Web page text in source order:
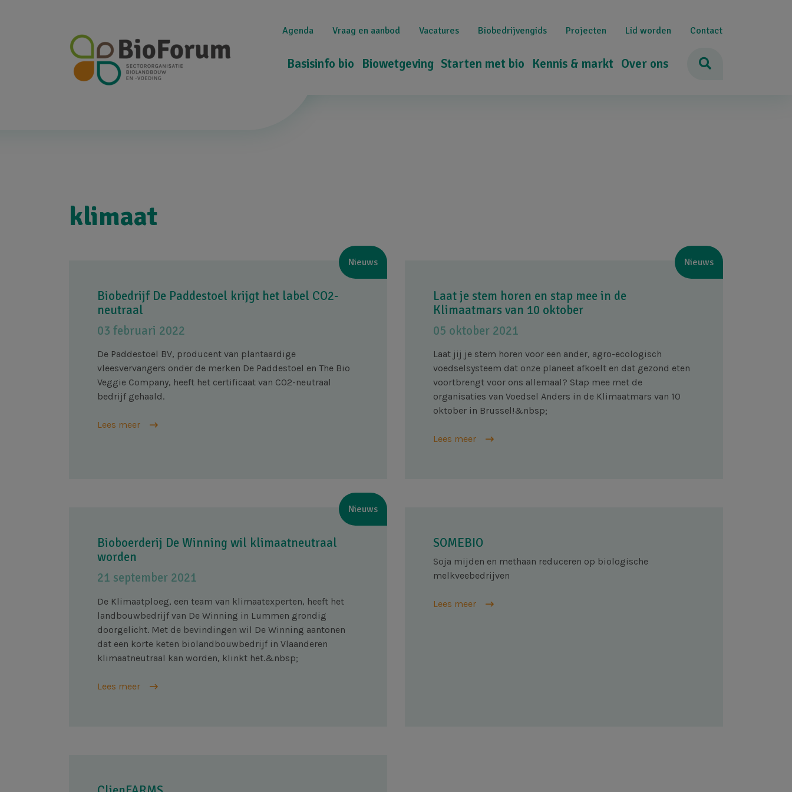
naar
inhoud
Hoofdnavigatie
Basisinfo bio Biowetgeving Starten met bio Kennis & markt Over ons
Top
Agenda Vraag en aanbod Vacatures Biobedrijvengids Projecten Lid worden Contact
klimaat
Nieuws
Biobedrijf De Paddestoel krijgt het label CO2-
neutraal
03 februari 2022
De Paddestoel BV, producent van plantaardige
vleesvervangers onder de merken De Paddestoel en The Bio
Veggie Company, heeft het certificaat van CO2-neutraal
bedrijf gehaald.
Lees meer
Nieuws
Laat je stem horen en stap mee in de
Klimaatmars van 10 oktober
05 oktober 2021
Laat jij je stem horen voor een ander, agro-ecologisch
voedselsysteem dat onze planeet afkoelt en dat gezond eten
voortbrengt voor ons allemaal? Stap mee met de
organisaties van Voedsel Anders in de Klimaatmars van 10
oktober in Brussel!&nbsp;
Lees meer
Nieuws
Bioboerderij De Winning wil klimaatneutraal
worden
21 september 2021
De Klimaatploeg, een team van klimaatexperten, heeft het
landbouwbedrijf van De Winning in Lummen grondig
doorgelicht. Met de bevindingen wil De Winning aantonen
dat een korte keten biolandbouwbedrijf in Vlaanderen
klimaatneutraal kan worden, klinkt het.&nbsp;
Lees meer
SOMEBIO
Soja mijden en methaan reduceren op biologische
melkveebedrijven
Lees meer